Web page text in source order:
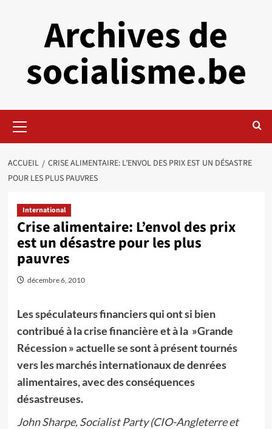
Archives de
socialisme.be
principal
ACCUEIL
CRISE ALIMENTAIRE: L’ENVOL DES PRIX EST UN DÉSASTRE
POUR LES PLUS PAUVRES
International
Crise alimentaire: L’envol des prix
est un désastre pour les plus
pauvres
décembre 6, 2010
Les spéculateurs financiers qui ont si bien
contribué à la crise financière et à la »Grande
Récession » actuelle se sont à présent tournés
vers les marchés internationaux de denrées
alimentaires, avec des conséquences
désastreuses.
John Sharpe, Socialist Party (CIO-Angleterre et